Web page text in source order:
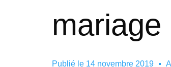
Publié le 14 novembre 2019